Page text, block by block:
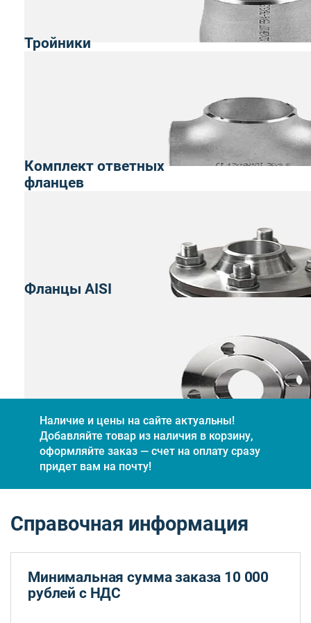
Тройники
Комплект ответных
фланцев
Фланцы AISI
Наличие и цены на сайте актуальны!
Добавляйте товар из наличия в корзину,
оформляйте заказ — счет на оплату сразу
придет вам на почту!
Справочная информация
Минимальная сумма заказа 10 000
рублей с НДС